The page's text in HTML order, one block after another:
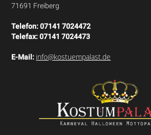
71691 Freiberg
Telefon:07141 7024472
Telefax:07141 7024473
E-Mail: info@kostuempalast.de